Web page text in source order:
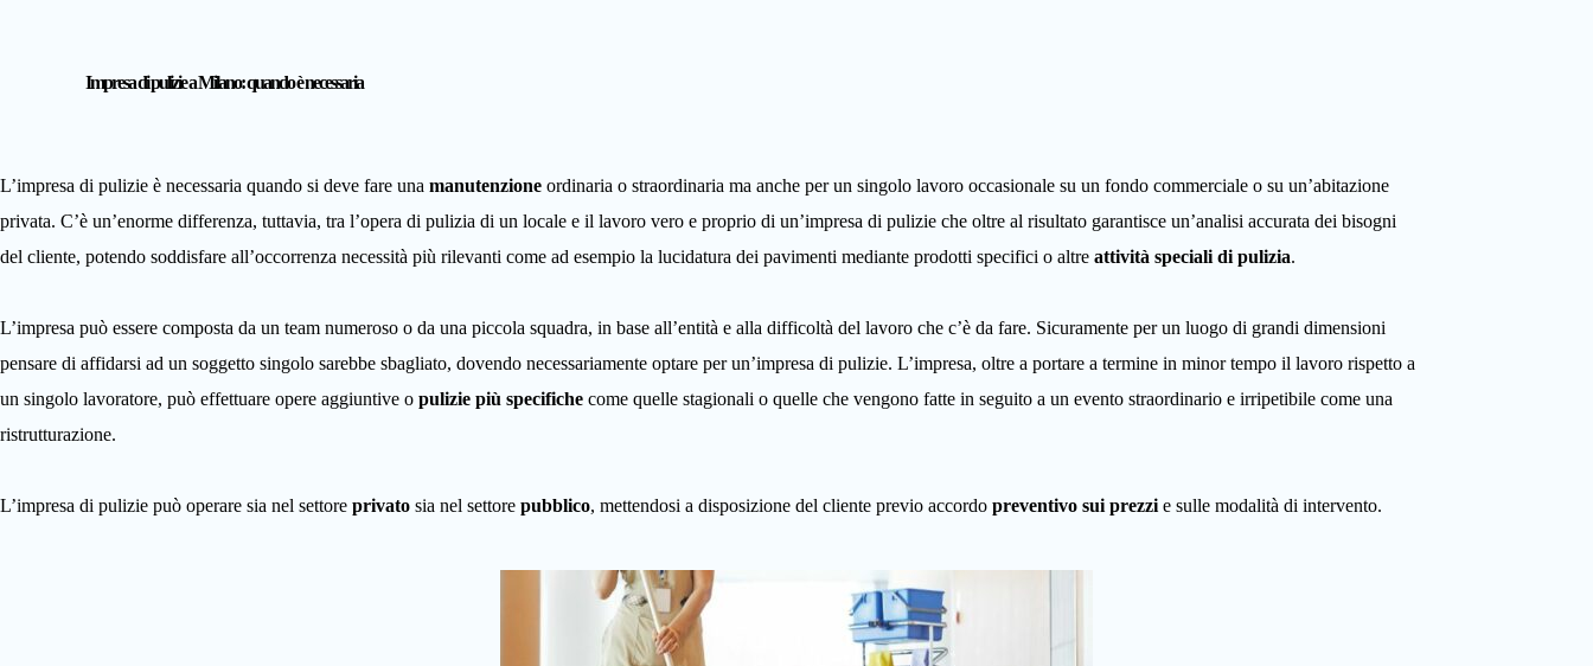
Impresa di pulizie a Milano: quando è necessaria
L’impresa di pulizie è necessaria quando si deve fare una manutenzione ordinaria o straordinaria ma anche per un singolo lavoro occasionale su un fondo commerciale o su un’abitazione
privata. C’è un’enorme differenza, tuttavia, tra l’opera di pulizia di un locale e il lavoro vero e proprio di un’impresa di pulizie che oltre al risultato garantisce un’analisi accurata dei bisogni
del cliente, potendo soddisfare all’occorrenza necessità più rilevanti come ad esempio la lucidatura dei pavimenti mediante prodotti specifici o altre attività speciali di pulizia.
L’impresa può essere composta da un team numeroso o da una piccola squadra, in base all’entità e alla difficoltà del lavoro che c’è da fare. Sicuramente per un luogo di grandi dimensioni
pensare di affidarsi ad un soggetto singolo sarebbe sbagliato, dovendo necessariamente optare per un’impresa di pulizie. L’impresa, oltre a portare a termine in minor tempo il lavoro rispetto a
un singolo lavoratore, può effettuare opere aggiuntive o pulizie più specifiche come quelle stagionali o quelle che vengono fatte in seguito a un evento straordinario e irripetibile come una
ristrutturazione.
L’impresa di pulizie può operare sia nel settore privato sia nel settore pubblico, mettendosi a disposizione del cliente previo accordo preventivo sui prezzi e sulle modalità di intervento.